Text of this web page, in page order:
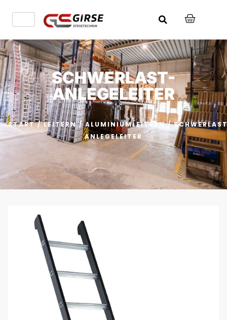
SCHWERLAST-
ANLEGELEITER
START/LEITERN/ALUMINIUMLEITERN/
ANLEGELEITER